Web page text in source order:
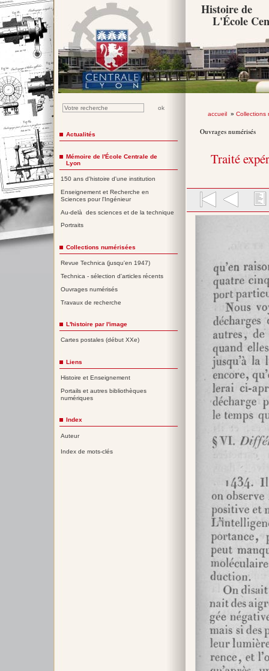
Histoire de
L'École
accueil» Collections
Ouvrages numérisés
Traité
Actualités
Mémoire de l'École Centrale de
Lyon
150 ans d'histoire d'une institution
Enseignement et Recherche en
Sciences pour l'Ingénieur
Au-delà des sciences et de la technique
Portraits
Collections numérisées
Revue Technica (jusqu'en 1947)
Technica - sélection d'articles récents
Ouvrages numérisés
Travaux de recherche
L'histoire par l'image
Cartes postales (début XXe)
Liens
Histoire et Enseignement
Portails et autres bibliothèques
numériques
Index
Auteur
Index de mots-clés